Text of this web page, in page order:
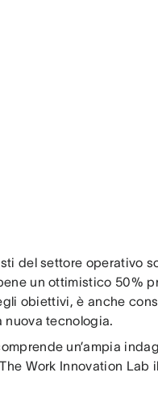
del settore operativo
un ottimistico 50%
obiettivi, è anche
tecnologia.
un’ampia
Work Innovation Lab